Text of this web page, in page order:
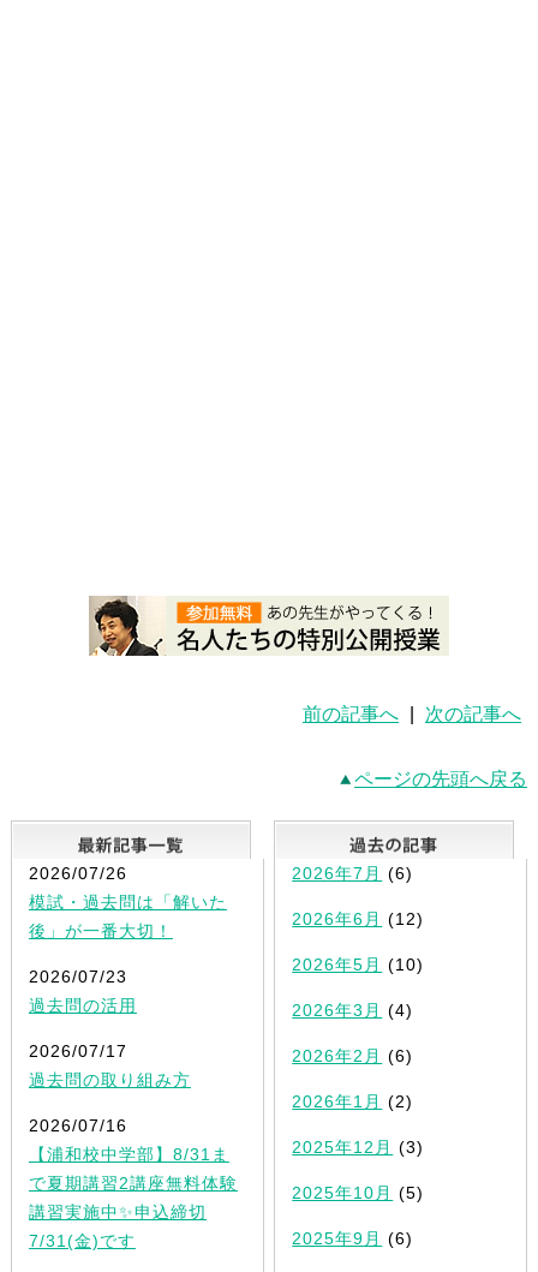
前の記事へ 次の記事へ
ページの先頭へ戻る
最新記事一覧
2026/07/26
模試・過去問は「解いた
後」が一番大切！
2026/07/23
過去問の活用
2026/07/17
過去問の取り組み方
2026/07/16
【浦和校中学部】8/31ま
で夏期講習2講座無料体験
講習実施中✨申込締切
7/31(金)です
2026年7月 (6)
2026年6月 (12)
2026年5月 (10)
2026年3月 (4)
2026年2月 (6)
2026年1月 (2)
2025年12月 (3)
2025年10月 (5)
2025年9月 (6)